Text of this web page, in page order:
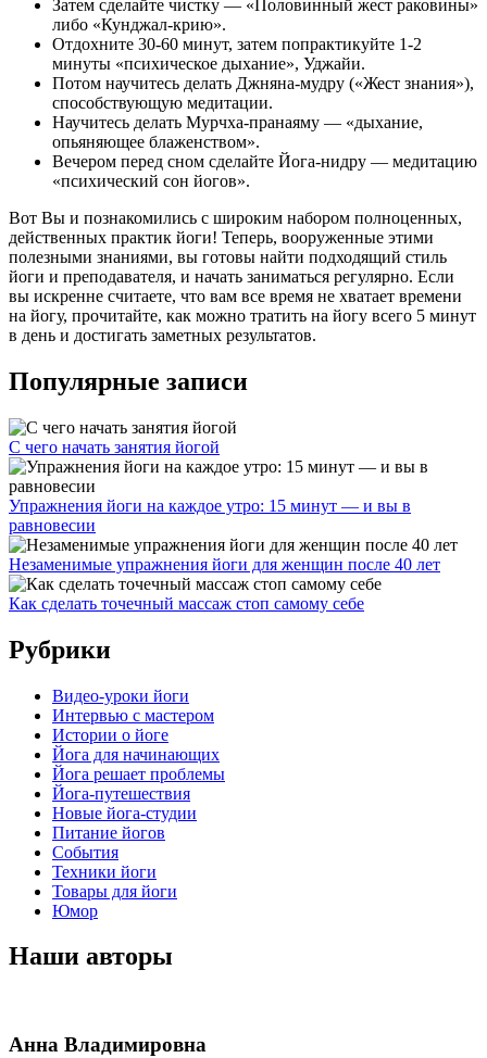
Затем сделайте чистку — «Половинный жест раковины»
либо «Кунджал-крию».
Отдохните 30-60 минут, затем попрактикуйте 1-2
минуты «психическое дыхание», Уджайи.
Потом научитесь делать Джняна-мудру («Жест знания»),
способствующую медитации.
Научитесь делать Мурчха-пранаяму — «дыхание,
опьяняющее блаженством».
Вечером перед сном сделайте Йога-нидру — медитацию
«психический сон йогов».
Вот Вы и познакомились с широким набором полноценных,
действенных практик йоги! Теперь, вооруженные этими
полезными знаниями, вы готовы найти подходящий стиль
йоги и преподавателя, и начать заниматься регулярно. Если
вы искренне считаете, что вам все время не хватает времени
на йогу, прочитайте, как можно тратить на йогу всего 5 минут
в день и достигать заметных результатов.
Популярные записи
С чего начать занятия йогой
Упражнения йоги на каждое утро: 15 минут — и вы в
равновесии
Незаменимые упражнения йоги для женщин после 40 лет
Как сделать точечный массаж стоп самому себе
Рубрики
Видео-уроки йоги
Интервью с мастером
Истории о йоге
Йога для начинающих
Йога решает проблемы
Йога-путешествия
Новые йога-студии
Питание йогов
События
Техники йоги
Товары для йоги
Юмор
Наши авторы
Анна Владимировна